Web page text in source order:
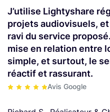
J’utilise Lightyshare
projets audiovisuels,
ravi du service
mise en relation entre
simple, et surtout, le
réactif et rassurant.
Avis Google